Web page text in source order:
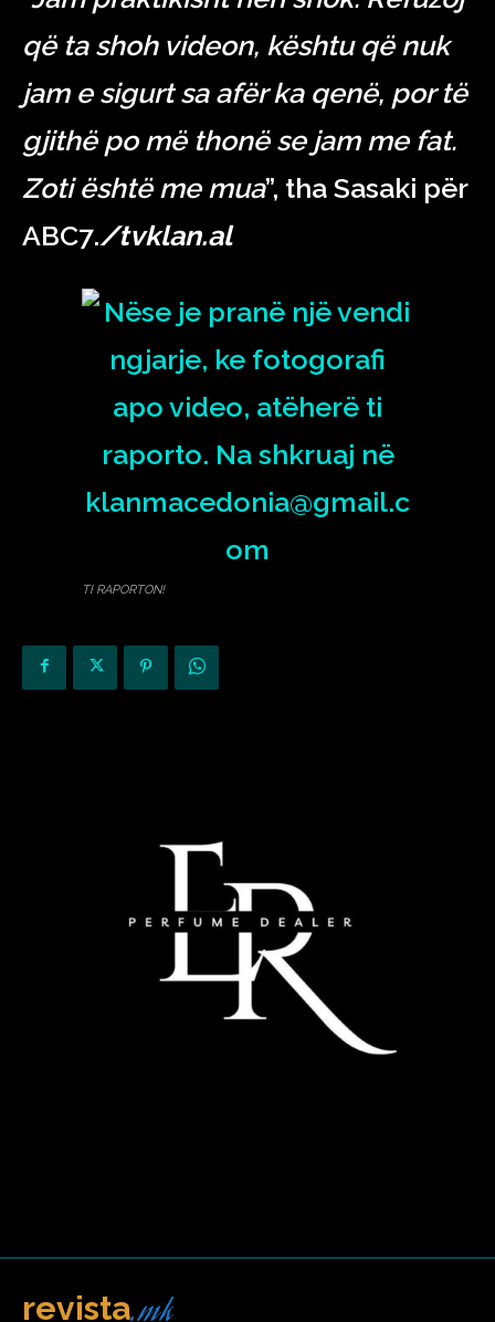
që ta shoh videon, kështu që nuk
jam e sigurt sa afër ka qenë, por të
gjithë po më thonë se jam me fat.
Zoti është me mua”, tha Sasaki për
ABC7./tvklan.al
TI RAPORTON!
revista